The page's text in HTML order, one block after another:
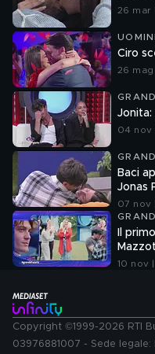
26 mar
Ciro
26 mag
Jonita:
04 nov
Baci
Jonas
07 nov
Il
10 nov
Copyright ©1999-2026 RTI
03976881007 - Sede